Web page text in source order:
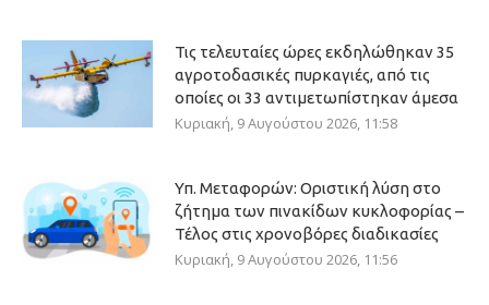
Τις τελευταίες ώρες εκδηλώθηκαν 35
αγροτοδασικές πυρκαγιές, από τις
οποίες οι 33 αντιμετωπίστηκαν άμεσα
Κυριακή, 9 Αυγούστου 2026, 11:58
Υπ. Μεταφορών: Οριστική λύση στο
ζήτημα των πινακίδων κυκλοφορίας –
Τέλος στις χρονοβόρες διαδικασίες
Κυριακή, 9 Αυγούστου 2026, 11:56